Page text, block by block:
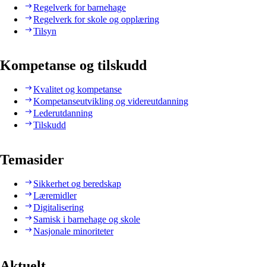
Regelverk for barnehage
Regelverk for skole og opplæring
Tilsyn
Kompetanse og tilskudd
Kvalitet og kompetanse
Kompetanseutvikling og videreutdanning
Lederutdanning
Tilskudd
Temasider
Sikkerhet og beredskap
Læremidler
Digitalisering
Samisk i barnehage og skole
Nasjonale minoriteter